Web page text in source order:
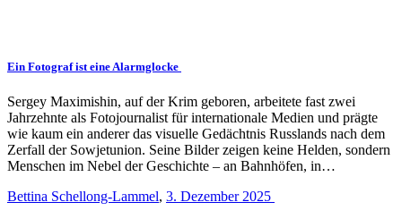
Ein Fotograf ist eine Alarmglocke
Sergey Maximishin, auf der Krim geboren, arbeitete fast zwei
Jahrzehnte als Fotojournalist für internationale Medien und prägte
wie kaum ein anderer das visuelle Gedächtnis Russlands nach dem
Zerfall der Sowjetunion. Seine Bilder zeigen keine Helden, sondern
Menschen im Nebel der Geschichte – an Bahnhöfen, in…
Bettina Schellong-Lammel, 3. Dezember 2025